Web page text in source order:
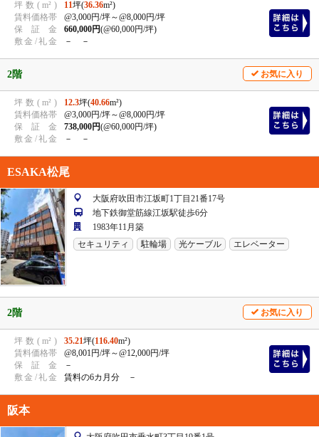
坪 数 ( m² ) 11坪(36.36m²)
賃料価格帯 @3,000円/坪～@8,000円/坪
保
証 金 660,000円(@60,000円/坪)
敷 金 /礼金 － －
2階 お気に入り
坪 数 ( m² ) 12.3坪(40.66m²)
賃料価格帯 @3,000円/坪～@8,000円/坪
保
証 金 738,000円(@60,000円/坪)
敷 金 /礼金 － －
ESAKA松尾
大阪府吹田市江坂町1丁目21番17号
地下鉄御堂筋線江坂駅徒歩6分
1983年11月築
セキュリティ
駐輪場 光ケーブル エレベーター
2階 お気に入り
坪 数 ( m² ) 35.21坪(116.40m²)
賃料価格帯 @8,001円/坪～@12,000円/坪
保
証 金
－
敷 金 /礼金 賃料の6カ月分 －
阪本